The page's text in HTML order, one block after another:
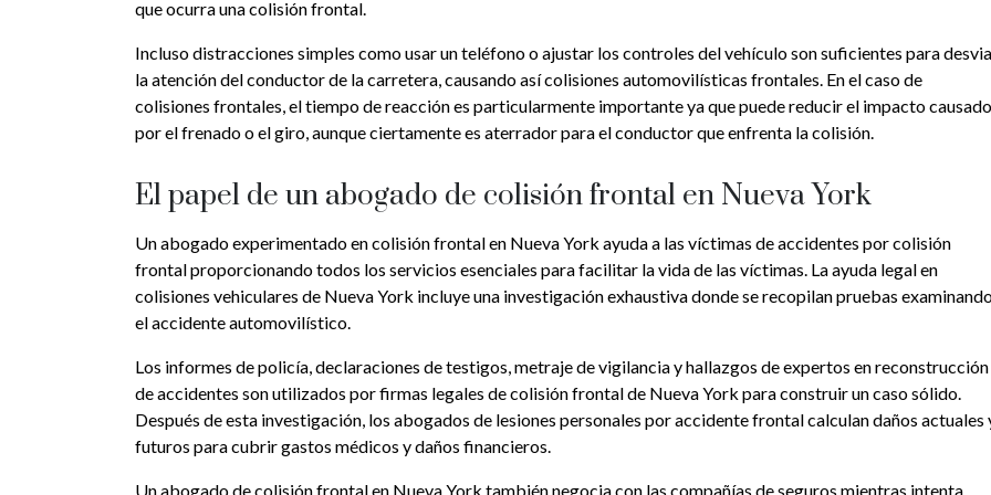
que ocurra una colisión frontal.
Incluso distracciones simples como usar un teléfono o ajustar los controles del vehículo son suficientes para
la atención del conductor de la carretera, causando así colisiones automovilísticas frontales. En el caso de
colisiones frontales, el tiempo de reacción es particularmente importante ya que puede reducir el impacto causado
por el frenado o el giro, aunque ciertamente es aterrador para el conductor que enfrenta la colisión.
El papel de un abogado de colisión frontal en Nueva York
Un abogado experimentado en colisión frontal en Nueva York ayuda a las víctimas de accidentes por colisión
frontal proporcionando todos los servicios esenciales para facilitar la vida de las víctimas. La ayuda legal en
colisiones vehiculares de Nueva York incluye una investigación exhaustiva donde se recopilan pruebas
el accidente automovilístico.
Los informes de policía, declaraciones de testigos, metraje de vigilancia y hallazgos de expertos en reconstrucción
de accidentes son utilizados por firmas legales de colisión frontal de Nueva York para construir un caso sólido.
Después de esta investigación, los abogados de lesiones personales por accidente frontal calculan daños actuales
futuros para cubrir gastos médicos y daños financieros.
Un abogado de colisión frontal en Nueva York también negocia con las compañías de seguros mientras intenta